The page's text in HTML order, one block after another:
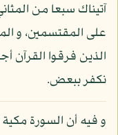
آتيناك سبعا من
على المقتسمين، و
الذين فرقوا القرآن
نكفر ببعض.
و فيه أن السورة مكية